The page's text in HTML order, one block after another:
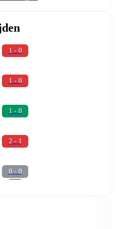
1 - 0
1 - 0
1 - 0
2 - 1
0 - 0